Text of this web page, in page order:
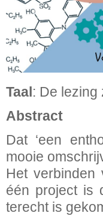
Taal: De lezing
Abstract
Dat ‘een
mooie
Het verbinden
één project is
terecht is